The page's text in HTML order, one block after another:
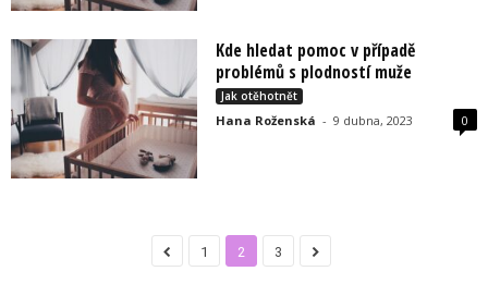
Kde hledat pomoc v případě
problémů s plodností muže
Jak otěhotnět
Hana Roženská - 9 dubna, 2023 0
1 2 3